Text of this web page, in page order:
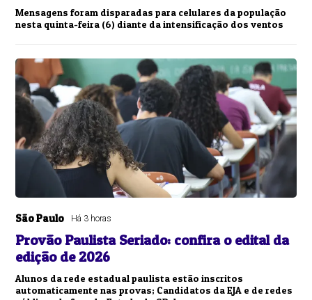
Mensagens foram disparadas para celulares da população
nesta quinta-feira (6) diante da intensificação dos ventos
São Paulo Há 3 horas
Provão Paulista Seriado: confira o edital da
edição de 2026
Alunos da rede estadual paulista estão inscritos
automaticamente nas provas; Candidatos da EJA e de redes